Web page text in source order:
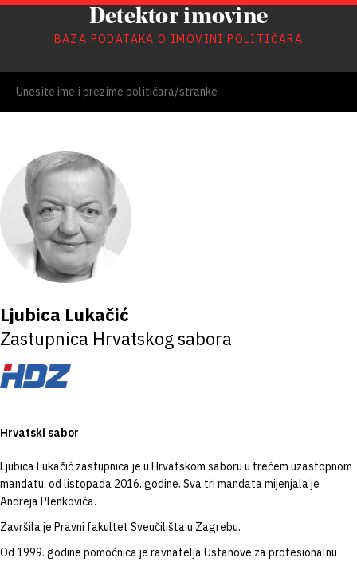
Detektor imovine
BAZA PODATAKA O IMOVINI POLITIČARA
Ljubica Lukačić
Zastupnica Hrvatskog sabora
Hrvatski sabor
Ljubica Lukačić zastupnica je u Hrvatskom saboru u trećem uzastopnom
mandatu, od listopada 2016. godine. Sva tri mandata mijenjala je
Andreja Plenkovića.
Završila je Pravni fakultet Sveučilišta u Zagrebu.
Od 1999. godine pomoćnica je ravnatelja Ustanove za profesionalnu